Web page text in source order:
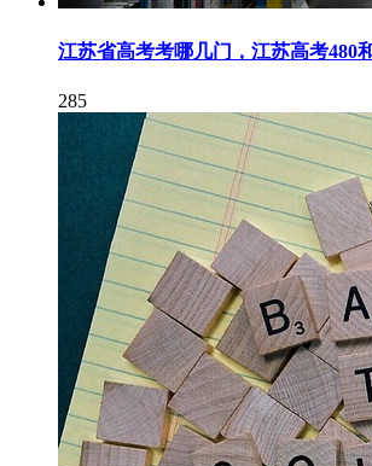
江苏省高考考哪几门，江苏高考480
285